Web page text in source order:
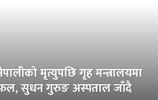
मृत्युपछि गृह मन्त्रालयमा
सुधन गुरुङ अस्पताल जाँदै